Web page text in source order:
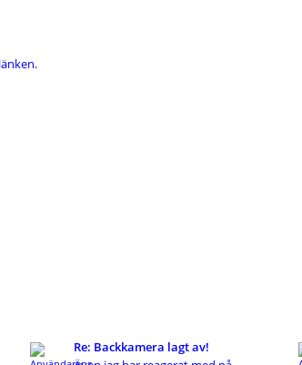
Re: Backkamera lagt av!